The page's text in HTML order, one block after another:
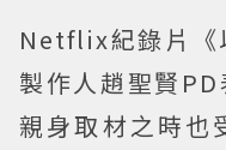
Netflix紀錄片《
製作人趙聖賢
親身取材之時也